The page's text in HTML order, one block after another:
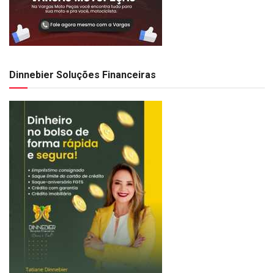
Dinnebier Soluções Financeiras